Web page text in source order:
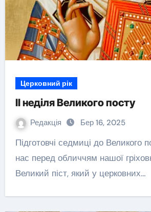
Церковний рік
ІІ неділя Великого посту
Редакція Бер 16, 2025
Підготовчі седмиці до Великого посту ставлять
нас перед обличчям нашої
Великий піст, який у церковних…